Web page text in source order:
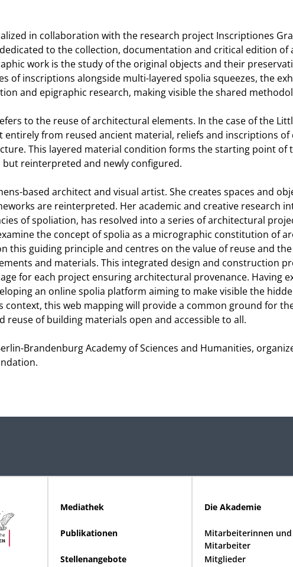
in collaboration with the research project Inscriptiones
to the collection, documentation and critical edition
work is the study of the original objects and their
of inscriptions alongside multi-layered spolia squeezes, the
and epigraphic research, making visible the shared
to the reuse of architectural elements. In the case of the
entirely from reused ancient material, reliefs and inscriptions
This layered material condition forms the starting point of
reinterpreted and newly configured.
based architect and visual artist. She creates spaces and
are reinterpreted. Her academic and creative research
of spoliation, has resolved into a series of architectural
the concept of spolia as a micrographic constitution of
this guiding principle and centres on the value of reuse and
and materials. This integrated design and construction
for each project ensuring architectural provenance. Having
an online spolia platform aiming to make visible the
context, this web mapping will provide a common ground for
reuse of building materials open and accessible to all.
Brandenburg Academy of Sciences and Humanities,
Mediathek
Publikationen
Stellenangebote
Die Akademie
Mitarbeiterinnen und
Mitarbeiter
Mitglieder